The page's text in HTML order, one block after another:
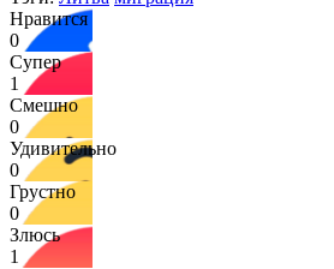
Нравится
0
Супер
1
Смешно
0
Удивительно
0
Грустно
0
Злюсь
1